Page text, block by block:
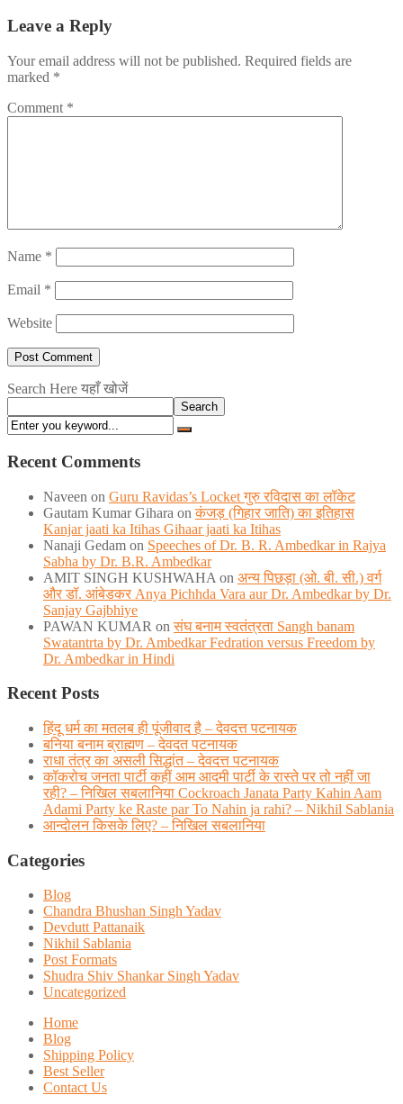
Leave a Reply
Your email address will not be published. Required fields are
marked *
Comment *
Name *
Email *
Website
Search Here यहाँ खोजें
Search
Recent Comments
Naveen on Guru Ravidas’s Locket गुरु रविदास का लॉकेट
Gautam Kumar Gihara onकंजड़ (गिहार जाति) का इतिहास
Kanjar jaati ka Itihas Gihaar jaati ka Itihas
Nanaji Gedam on Speeches of Dr. B. R. Ambedkar in Rajya
Sabha by Dr. B.R. Ambedkar
AMIT SINGH KUSHWAHA on अन्य पिछड़ा (ओ. बी. सी.) वर्ग
और डॉ. आंबेडकर Anya Pichhda Vara aur Dr. Ambedkar by Dr.
Sanjay Gajbhiye
PAWAN KUMAR onसंघ बनाम स्वतंत्रता Sangh banam
Swatantrta by Dr. Ambedkar Fedration versus Freedom by
Dr. Ambedkar in Hindi
Recent Posts
हिंदू धर्म का मतलब ही पूंजीवाद है – देवदत्त पटनायक
बनिया बनाम ब्राह्मण – देवदत पटनायक
राधा तंत्र का असली सिद्धांत – देवदत्त पटनायक
कॉकरोच जनता पार्टी कहीं आम आदमी पार्टी के रास्ते पर तो नहीं जा
रही? – निखिल सबलानिया Cockroach Janata Party Kahin Aam
Adami Party ke Raste par To Nahin ja rahi? – Nikhil Sablania
आन्दोलन किसके लिए? – निखिल सबलानिया
Categories
Blog
Chandra Bhushan Singh Yadav
Devdutt Pattanaik
Nikhil Sablania
Post Formats
Shudra Shiv Shankar Singh Yadav
Uncategorized
Home
Blog
Shipping Policy
Best Seller
Contact Us